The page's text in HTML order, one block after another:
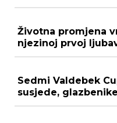
Životna promjena
njezinoj prvoj
Sedmi Valdebek
susjede,